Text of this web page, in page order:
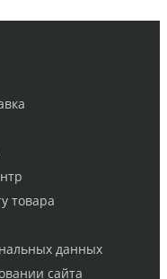
товара
данных
сайта